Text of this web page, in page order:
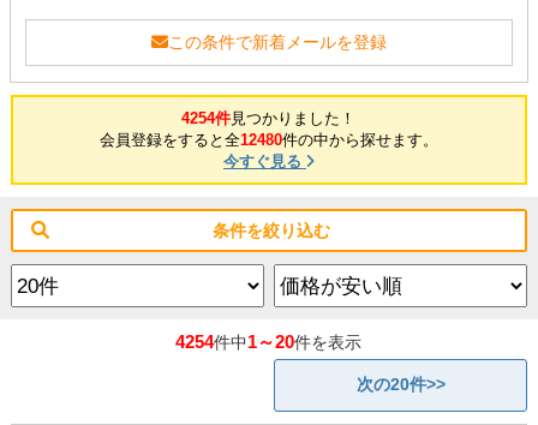
この条件で新着メールを登録
4254件見つかりました！
会員登録をすると全12480件の中から探せます。
今すぐ見る
条件を絞り込む
4254件中1～20件を表示
次の20件>>